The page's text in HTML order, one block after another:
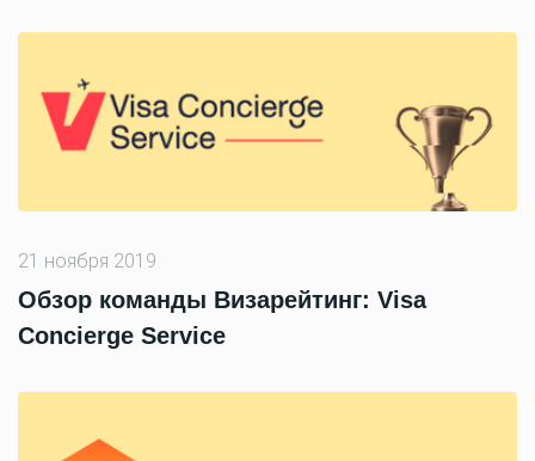
21 ноября 2019
Обзор команды Визарейтинг: Visa
Concierge Service